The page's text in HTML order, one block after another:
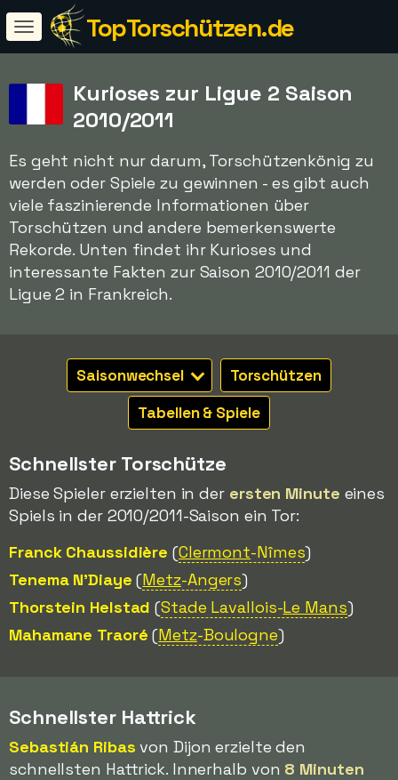
TopTorschützen.de
Kurioses zur Ligue 2 Saison
2010/2011
Es geht nicht nur darum, Torschützenkönig zu
werden oder Spiele zu gewinnen - es gibt auch
viele faszinierende Informationen über
Torschützen und andere bemerkenswerte
Rekorde. Unten findet ihr Kurioses und
interessante Fakten zur Saison 2010/2011 der
Ligue 2 in Frankreich.
Saisonwechsel
Torschützen
Tabellen & Spiele
Schnellster Torschütze
Diese Spieler erzielten in der ersten Minute eines
Spiels in der 2010/2011-Saison ein Tor:
Franck Chaussidière (Clermont-Nîmes)
Tenema N'Diaye (Metz-Angers)
Thorstein Helstad (Stade Lavallois-Le Mans)
Mahamane Traoré (Metz-Boulogne)
Schnellster Hattrick
Sebastián Ribas von Dijon erzielte den
schnellsten Hattrick. Innerhalb von 8 Minuten